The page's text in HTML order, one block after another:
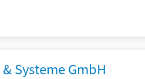
Systeme GmbH